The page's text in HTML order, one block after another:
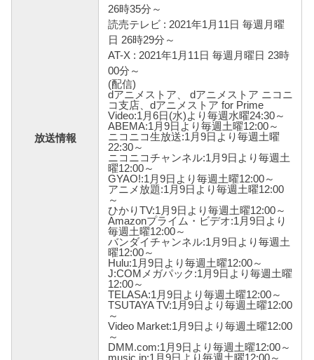
放送情報
26時35分～
読売テレビ : 2021年1月11日 毎週月曜
日 26時29分～
AT-X : 2021年1月11日 毎週月曜日 23時
00分～
(配信)
dアニメストア、 dアニメストア ニコニ
コ支店、dアニメストア for Prime
Video:1月6日(水)より毎週水曜24:30～
ABEMA:1月9日より毎週土曜12:00～
ニコニコ生放送:1月9日より毎週土曜
22:30～
ニコニコチャンネル:1月9日より毎週土
曜12:00～
GYAO!:1月9日より毎週土曜12:00～
アニメ放題:1月9日より毎週土曜12:00
～
ひかりTV:1月9日より毎週土曜12:00～
Amazonプライム・ビデオ:1月9日より
毎週土曜12:00～
バンダイチャンネル:1月9日より毎週土
曜12:00～
Hulu:1月9日より毎週土曜12:00～
J:COMメガパック:1月9日より毎週土曜
12:00～
TELASA:1月9日より毎週土曜12:00～
TSUTAYA TV:1月9日より毎週土曜12:00
～
Video Market:1月9日より毎週土曜12:00
～
DMM.com:1月9日より毎週土曜12:00～
music.jp:1月9日より毎週土曜12:00～